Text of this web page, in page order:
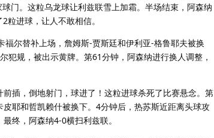
门。这粒乌龙球让利兹联雪上加霜。半场结束，阿森纳
进球，让人不敢相信。
尔替补上场，詹姆斯-贾斯廷和伊利亚-格鲁耶夫被换
规，被出示黄牌。第61分钟，阿森纳进行换人调整，
插，倒地射门，球进了！这粒进球杀死了比赛悬念。第
耶和哲凯赖什被换下。4分钟后，热苏斯近距离头球攻
终，阿森纳4-0横扫利兹联。